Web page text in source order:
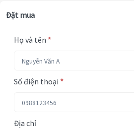
Đặt mua
Họ và tên *
Số điện thoại *
Địa chỉ